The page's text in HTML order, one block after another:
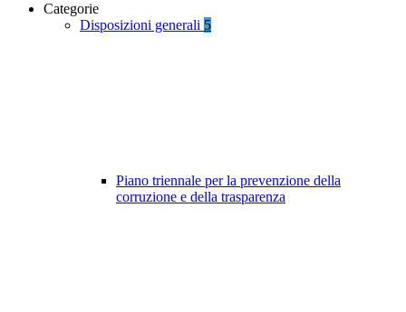
Categorie
Disposizioni generali 5
Piano triennale per la prevenzione della
corruzione e della trasparenza